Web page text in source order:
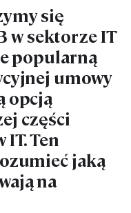
się
w sektorze IT
popularną
umowy
opcją
części
Ten
jaką
na